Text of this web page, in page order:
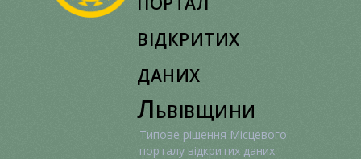
відкритих
даних
Львівщини
Типове рішення Місцевого
порталу відкритих даних